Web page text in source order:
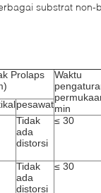
substrat non-
Prolaps
Waktu
min
pesawat
Tidak
ada
distorsi
≤ 30
Tidak
ada
distorsi
≤ 30